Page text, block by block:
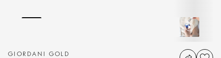
GIORDANI GOLD